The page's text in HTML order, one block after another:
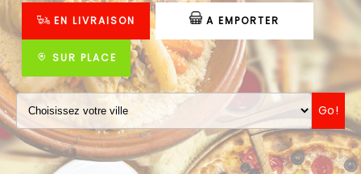
NOTRE RESTAURANT
VOS AVIS
MENTIONS LÉGALES
EN LIVRAISON A EMPORTER
SUR PLACE
Go!